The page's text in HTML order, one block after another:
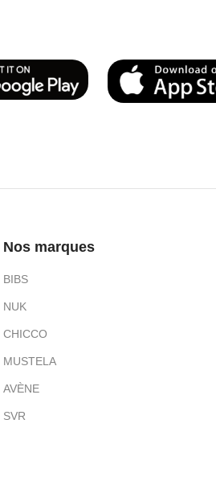
Nos marques
BIBS
NUK
CHICCO
MUSTELA
AVÈNE
SVR